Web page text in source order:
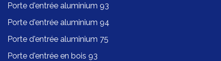
Porte d'entrée aluminium 93
Porte d'entrée aluminium 94
Porte d'entrée aluminium 75
Porte d'entrée en bois 93